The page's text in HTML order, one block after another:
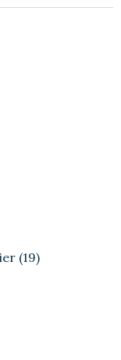
(19)